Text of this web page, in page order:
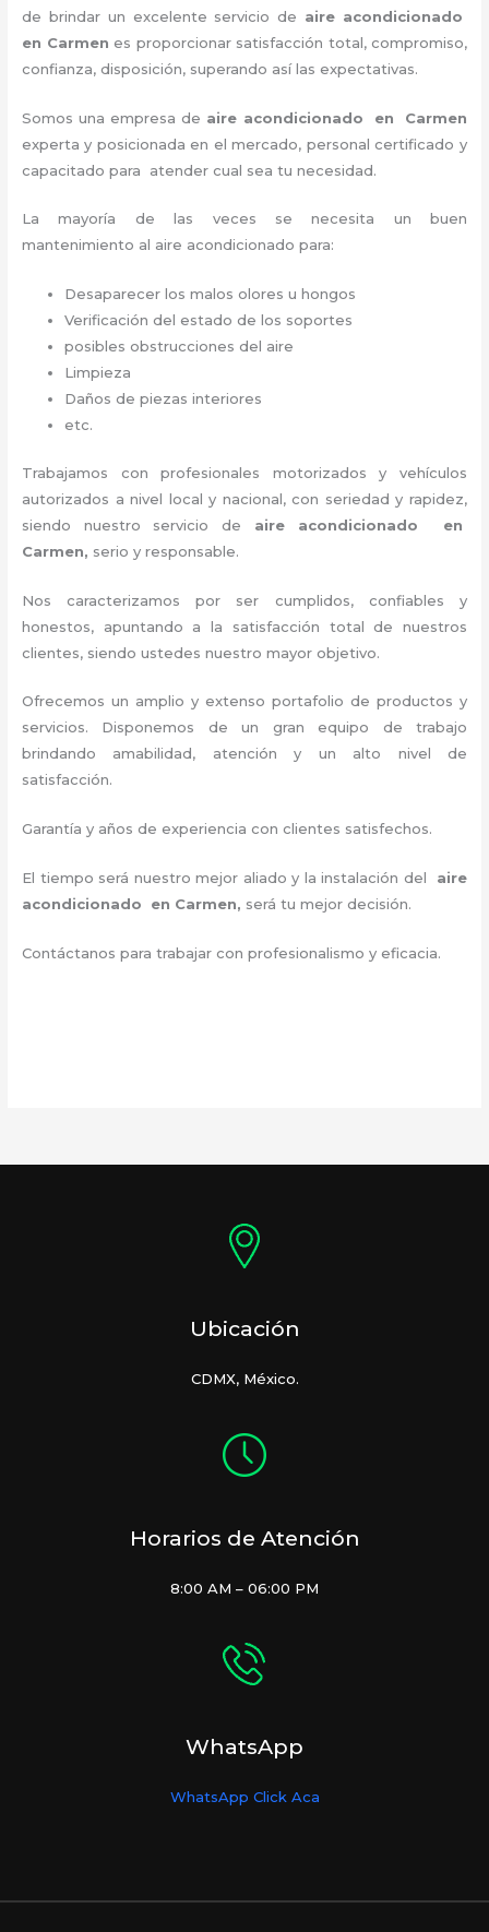
de brindar un excelente servicio de aire acondicionado
en Carmen es proporcionar satisfacción total, compromiso,
confianza, disposición, superando así las expectativas.
Somos una empresa de aire acondicionado en Carmen
experta y posicionada en el mercado, personal certificado y
capacitado para atender cual sea tu necesidad.
La mayoría de las veces se necesita un buen
mantenimiento al aire acondicionado para:
Desaparecer los malos olores u hongos
Verificación del estado de los soportes
posibles obstrucciones del aire
Limpieza
Daños de piezas interiores
etc.
Trabajamos con profesionales motorizados y vehículos
autorizados a nivel local y nacional, con seriedad y rapidez,
siendo nuestro servicio de aire acondicionado en
Carmen, serio y responsable.
Nos caracterizamos por ser cumplidos, confiables y
honestos, apuntando a la satisfacción total de nuestros
clientes, siendo ustedes nuestro mayor objetivo.
Ofrecemos un amplio y extenso portafolio de productos y
servicios. Disponemos de un gran equipo de trabajo
brindando amabilidad, atención y un alto nivel de
satisfacción.
Garantía y años de experiencia con clientes satisfechos.
El tiempo será nuestro mejor aliado y la instalación del aire
acondicionado en Carmen, será tu mejor decisión.
Contáctanos para trabajar con profesionalismo y eficacia.
Ubicación
CDMX, México.
Horarios de Atención
8:00 AM – 06:00 PM
WhatsApp
WhatsApp Click Aca